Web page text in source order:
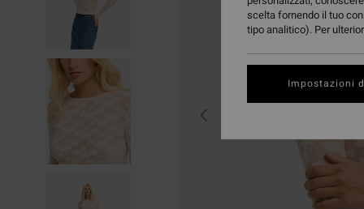
scelta fornendo il tuo
tipo analitico). Per
Impostazioni